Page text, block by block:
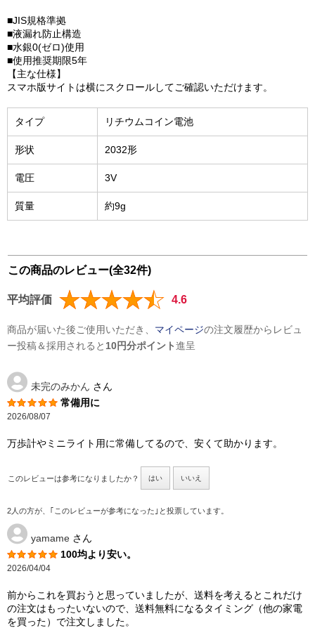
■JIS規格準拠
■液漏れ防止構造
■水銀0(ゼロ)使用
■使用推奨期限5年
【主な仕様】
スマホ版サイトは横にスクロールしてご確認いただけます。
タイプ リチウムコイン電池
形状 2032形
電圧 3V
質量 約9g
この商品のレビュー(全32件)
平均評価 4.6
商品が届いた後ご使用いただき、 マイページの注文履歴からレビュ
ー投稿＆採用されると 10円分ポイント進呈
未完のみかん さん
常備用に
2026/08/07
万歩計やミニライト用に常備してるので、安くて助かります。
このレビューは参考になりましたか？ はい いいえ
2人の方が、｢このレビューが参考になった｣と投票しています。
yamame さん
100均より安い。
2026/04/04
前からこれを買おうと思っていましたが、送料を考えるとこれだけ
の注文はもったいないので、送料無料になるタイミング（他の家電
を買った）で注文しました。